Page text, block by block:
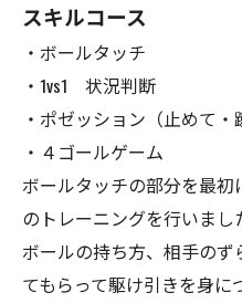
スキルコース
・ボールタッチ
・1vs1 状況判断
・ポゼッション（止めて・
・４ゴールゲーム
ボールタッチの部分を最
のトレーニングを行いまし
ボールの持ち方、相手の
てもらって駆け引きを身に